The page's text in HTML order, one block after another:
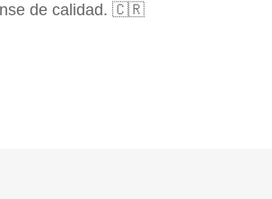
de calidad. 🇨🇷